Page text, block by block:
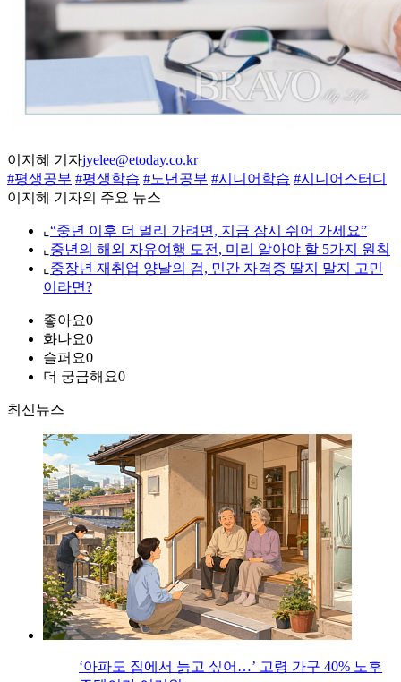
이지혜 기자jyelee@etoday.co.kr
#평생공부 #평생학습 #노년공부 #시니어학습 #시니어스터디
이지혜 기자의 주요 뉴스
⌞ “중년 이후 더 멀리 가려면, 지금 잠시 쉬어 가세요”
⌞ 중년의 해외 자유여행 도전, 미리 알아야 할 5가지 원칙
⌞ 중장년 재취업 양날의 검, 민간 자격증 딸지 말지 고민
이라면?
좋아요0
화나요0
슬퍼요0
더 궁금해요0
최신뉴스
‘아파도 집에서 늙고 싶어…’ 고령 가구 40% 노후